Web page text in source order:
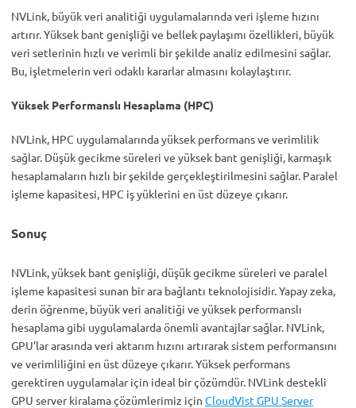
NVLink, büyük veri analitiği uygulamalarında veri işleme hızını
artırır. Yüksek bant genişliği ve bellek paylaşımı özellikleri, büyük
veri setlerinin hızlı ve verimli bir şekilde analiz edilmesini sağlar.
Bu, işletmelerin veri odaklı kararlar almasını kolaylaştırır.
Yüksek Performanslı Hesaplama (HPC)
NVLink, HPC uygulamalarında yüksek performans ve verimlilik
sağlar. Düşük gecikme süreleri ve yüksek bant genişliği, karmaşık
hesaplamaların hızlı bir şekilde gerçekleştirilmesini sağlar. Paralel
işleme kapasitesi, HPC iş yüklerini en üst düzeye çıkarır.
Sonuç
NVLink, yüksek bant genişliği, düşük gecikme süreleri ve paralel
işleme kapasitesi sunan bir ara bağlantı teknolojisidir. Yapay zeka,
derin öğrenme, büyük veri analitiği ve yüksek performanslı
hesaplama gibi uygulamalarda önemli avantajlar sağlar. NVLink,
GPU’lar arasında veri aktarım hızını artırarak sistem performansını
ve verimliliğini en üst düzeye çıkarır. Yüksek performans
gerektiren uygulamalar için ideal bir çözümdür. NVLink destekli
GPU server kiralama çözümlerimiz için CloudVist GPU Server